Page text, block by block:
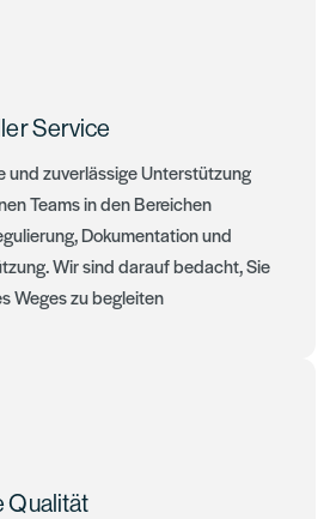
Service
und zuverlässige Unterstützung
Teams in den Bereichen
Dokumentation und
Wir sind darauf bedacht, Sie
Weges zu begleiten
Qualität